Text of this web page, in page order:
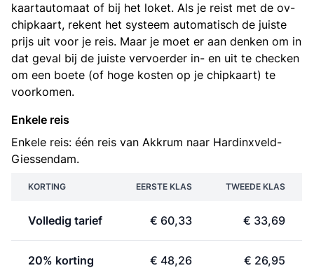
kaartautomaat of bij het loket. Als je reist met de ov-
chipkaart, rekent het systeem automatisch de juiste
prijs uit voor je reis. Maar je moet er aan denken om in
dat geval bij de juiste vervoerder in- en uit te checken
om een boete (of hoge kosten op je chipkaart) te
voorkomen.
Enkele reis
Enkele reis: één reis van Akkrum naar Hardinxveld-
Giessendam.
KORTING EERSTE KLAS TWEEDE KLAS
Volledig tarief € 60,33 € 33,69
20% korting € 48,26 € 26,95